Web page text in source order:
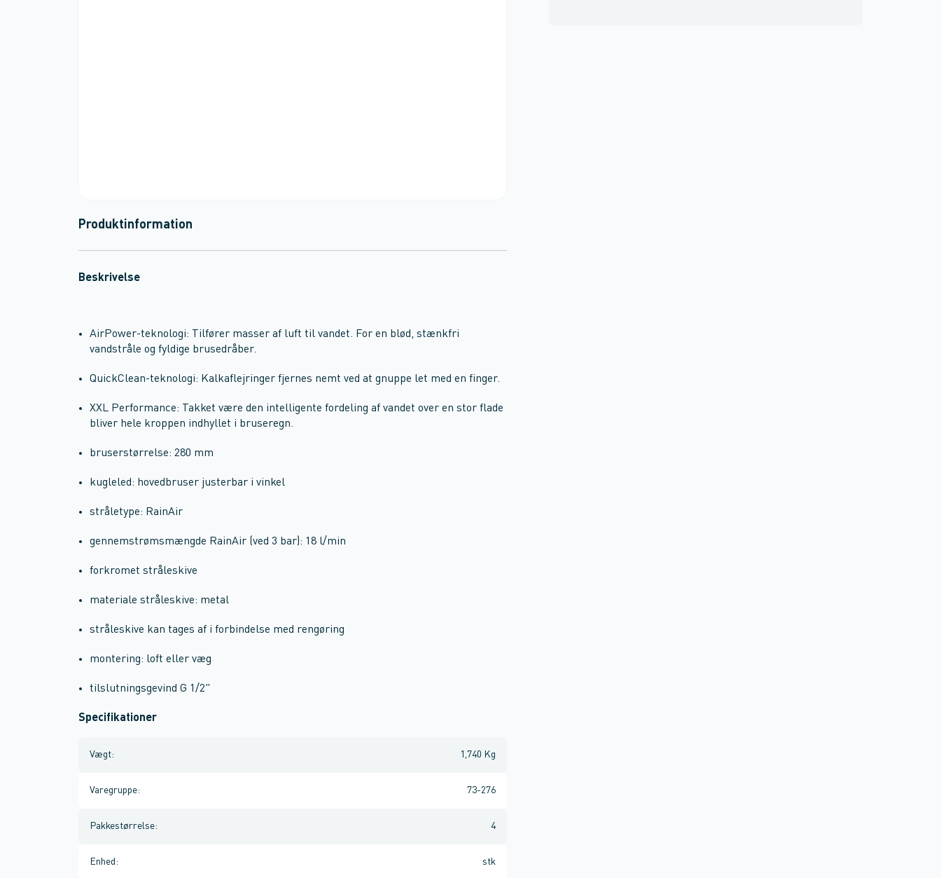
Produktinformation
Beskrivelse
AirPower-teknologi: Tilfører masser af luft til vandet. For en blød, stænkfri
vandstråle og fyldige brusedråber.
QuickClean-teknologi: Kalkaflejringer fjernes nemt ved at gnuppe let med en finger.
XXL Performance: Takket være den intelligente fordeling af vandet over en stor flade
bliver hele kroppen indhyllet i bruseregn.
bruserstørrelse: 280 mm
kugleled: hovedbruser justerbar i vinkel
stråletype: RainAir
gennemstrømsmængde RainAir (ved 3 bar): 18 l/min
forkromet stråleskive
materiale stråleskive: metal
stråleskive kan tages af i forbindelse med rengøring
montering: loft eller væg
tilslutningsgevind G 1/2"
Specifikationer
Vægt: 1,740 Kg
Varegruppe: 73-276
Pakkestørrelse: 4
Enhed : stk